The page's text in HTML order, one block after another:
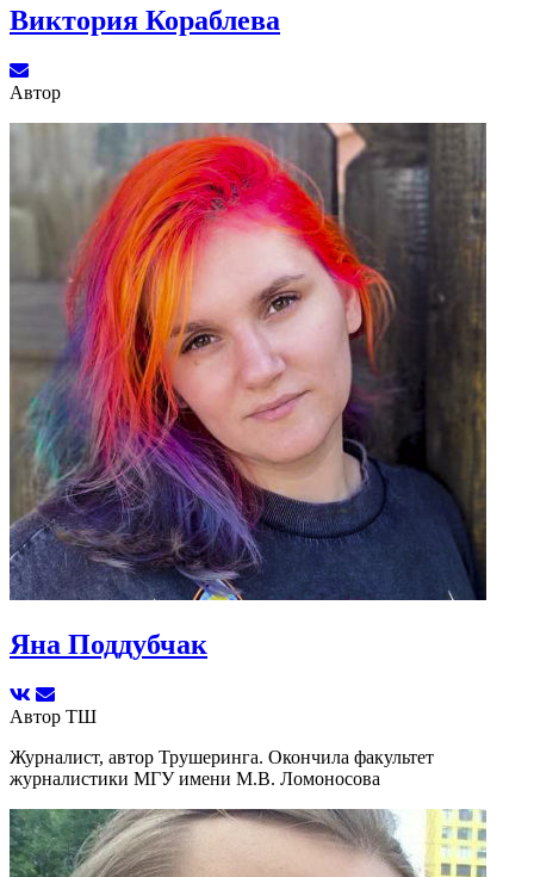
Виктория Кораблева
Автор
Яна Поддубчак
Автор ТШ
Журналист, автор Трушеринга. Окончила факультет
журналистики МГУ имени М.В. Ломоносова